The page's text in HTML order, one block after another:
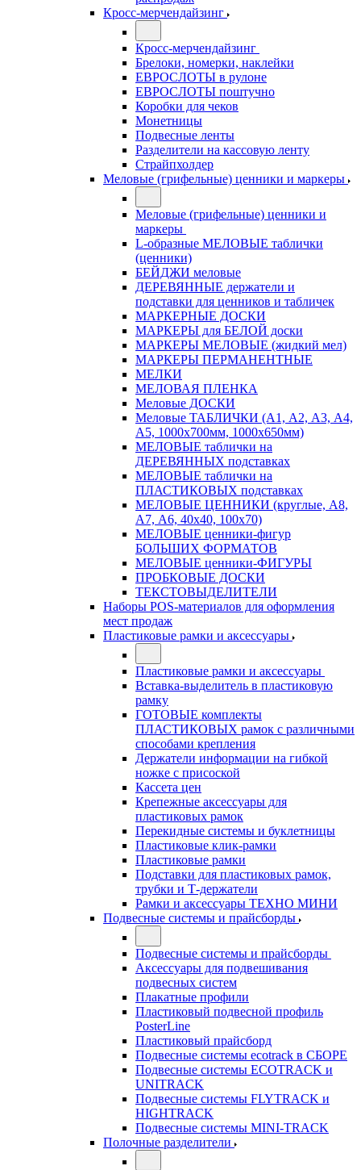
Кросс-мерчендайзинг
Кросс-мерчендайзинг
Брелоки, номерки, наклейки
ЕВРОСЛОТЫ в рулоне
ЕВРОСЛОТЫ поштучно
Коробки для чеков
Монетницы
Подвесные ленты
Разделители на кассовую ленту
Страйпхолдер
Меловые (грифельные) ценники и маркеры
Меловые (грифельные) ценники и
маркеры
L-образные МЕЛОВЫЕ таблички
(ценники)
БЕЙДЖИ меловые
ДЕРЕВЯННЫЕ держатели и
подставки для ценников и табличек
МАРКЕРНЫЕ ДОСКИ
МАРКЕРЫ для БЕЛОЙ доски
МАРКЕРЫ МЕЛОВЫЕ (жидкий мел)
МАРКЕРЫ ПЕРМАНЕНТНЫЕ
МЕЛКИ
МЕЛОВАЯ ПЛЕНКА
Меловые ДОСКИ
Меловые ТАБЛИЧКИ (А1, А2, А3, А4,
А5, 1000х700мм, 1000х650мм)
МЕЛОВЫЕ таблички на
ДЕРЕВЯННЫХ подставках
МЕЛОВЫЕ таблички на
ПЛАСТИКОВЫХ подставках
МЕЛОВЫЕ ЦЕННИКИ (круглые, А8,
А7, А6, 40х40, 100х70)
МЕЛОВЫЕ ценники-фигур
БОЛЬШИХ ФОРМАТОВ
МЕЛОВЫЕ ценники-ФИГУРЫ
ПРОБКОВЫЕ ДОСКИ
ТЕКСТОВЫДЕЛИТЕЛИ
Наборы POS-материалов для оформления
мест продаж
Пластиковые рамки и аксессуары
Пластиковые рамки и аксессуары
Вставка-выделитель в пластиковую
рамку
ГОТОВЫЕ комплекты
ПЛАСТИКОВЫХ рамок с различными
способами крепления
Держатели информации на гибкой
ножке с присоской
Кассета цен
Крепежные аксессуары для
пластиковых рамок
Перекидные системы и буклетницы
Пластиковые клик-рамки
Пластиковые рамки
Подставки для пластиковых рамок,
трубки и Т-держатели
Рамки и аксессуары ТЕХНО МИНИ
Подвесные системы и прайсборды
Подвесные системы и прайсборды
Аксессуары для подвешивания
подвесных систем
Плакатные профили
Пластиковый подвесной профиль
PosterLine
Пластиковый прайсборд
Подвесные системы ecotrack в СБОРЕ
Подвесные системы ECOTRACK и
UNITRACK
Подвесные системы FLYTRACK и
HIGHTRACK
Подвесные системы MINI-TRACK
Полочные разделители